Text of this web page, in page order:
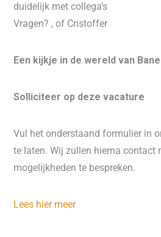
duidelijk met collega’s
Vragen? , of Cristoffer
Een kijkje in de wereld van
Solliciteer op deze vacature
Vul het onderstaand formulier in
te laten. Wij zullen hierna contact
mogelijkheden te bespreken.
Lees hier meer